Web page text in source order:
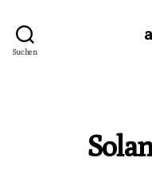
Suchen